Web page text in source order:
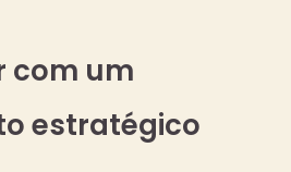
com um
estratégico